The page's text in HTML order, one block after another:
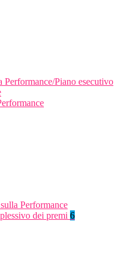
Performance/Piano esecutivo
Performance
dei premi 6